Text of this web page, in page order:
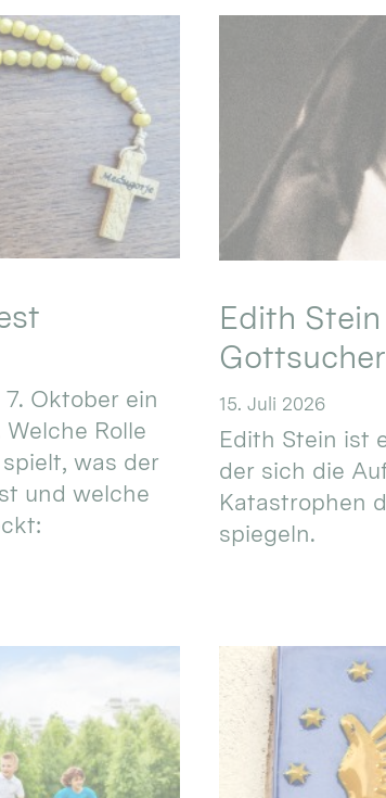
Oktober ein
Rolle
was der
und welche
Edith
15. Juli 2026
Edith Stein ist
der sich die
Katastrophen
spiegeln.